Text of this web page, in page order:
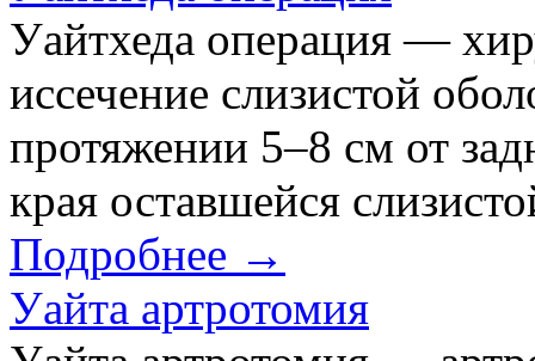
Уайтхеда операция —
иссечение слизистой
протяжении 5–8 см от
края оставшейся
Подробнее →
Уайта артротомия